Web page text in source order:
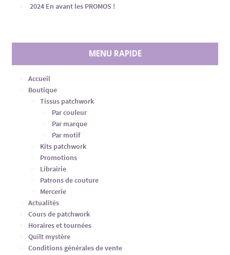
2024 En avant les PROMOS !
MENU RAPIDE
Accueil
Boutique
Tissus patchwork
Par couleur
Par marque
Par motif
Kits patchwork
Promotions
Librairie
Patrons de couture
Mercerie
Actualités
Cours de patchwork
Horaires et tournées
Quilt mystère
Conditions générales de vente